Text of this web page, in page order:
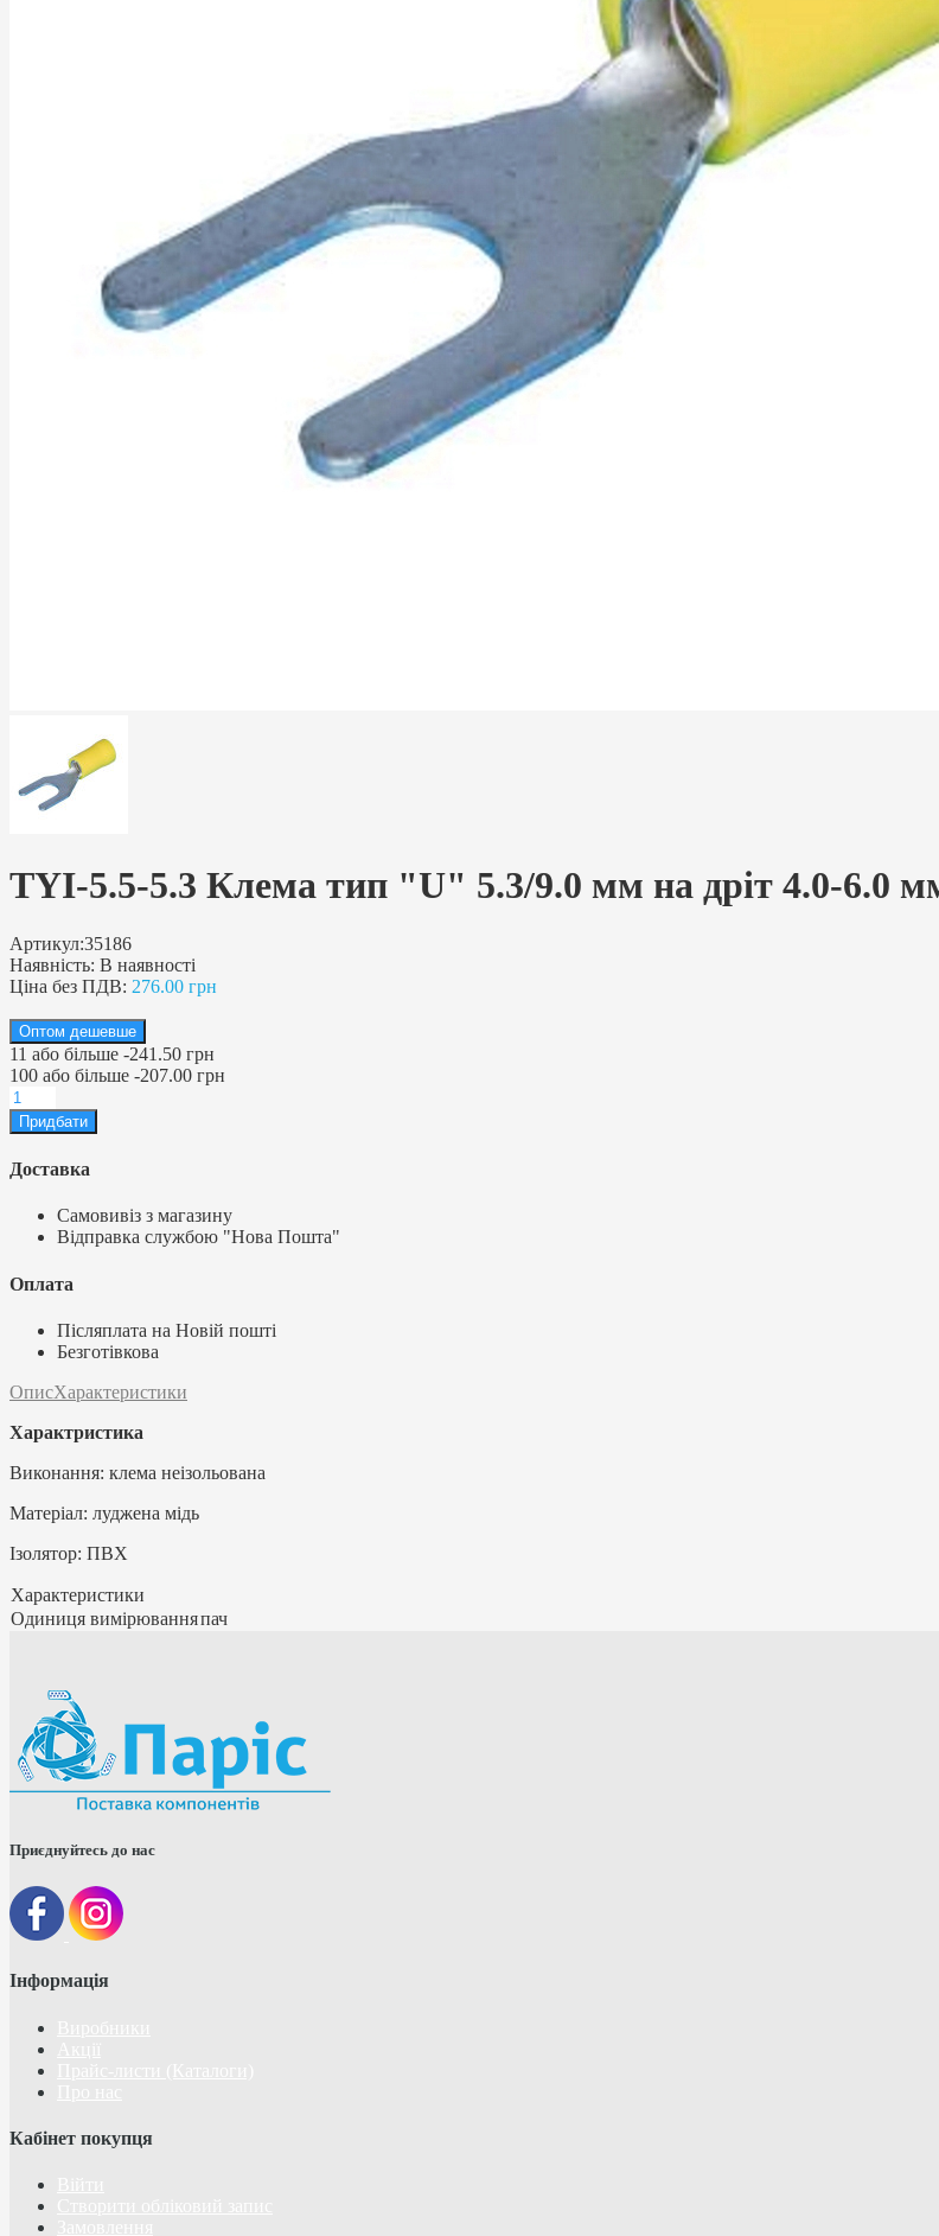
TYI-5.5-5.3 Клема тип "U" 5.3/9.0 мм на дріт 4.0-6.0
Артикул:35186
Наявність: В наявності
Ціна без ПДВ: 276.00 грн
Оптом дешевше
11 або більше -241.50 грн
100 або більше -207.00 грн
Доставка
Самовивіз з магазину
Відправка службою "Нова Пошта"
Оплата
Післяплата на Новій пошті
Безготівкова
ОписХарактеристики
Характристика
Виконання: клема неізольована
Матеріал: луджена мідь
Ізолятор: ПВХ
Характеристики
Одиниця вимірюванняпач
Приєднуйтесь до нас
Інформація
Кабінет покупця